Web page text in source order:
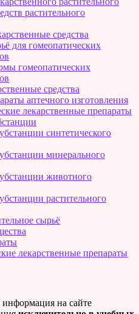
растительного
средства
для гомеопатических
гомеопатических
средства
аптечного изготовления
лекарственные препараты
синтетического
минерального
животного
растительного
сырьё
лекарственные препараты
на сайте